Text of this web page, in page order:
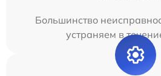
Большинство
устраняем в